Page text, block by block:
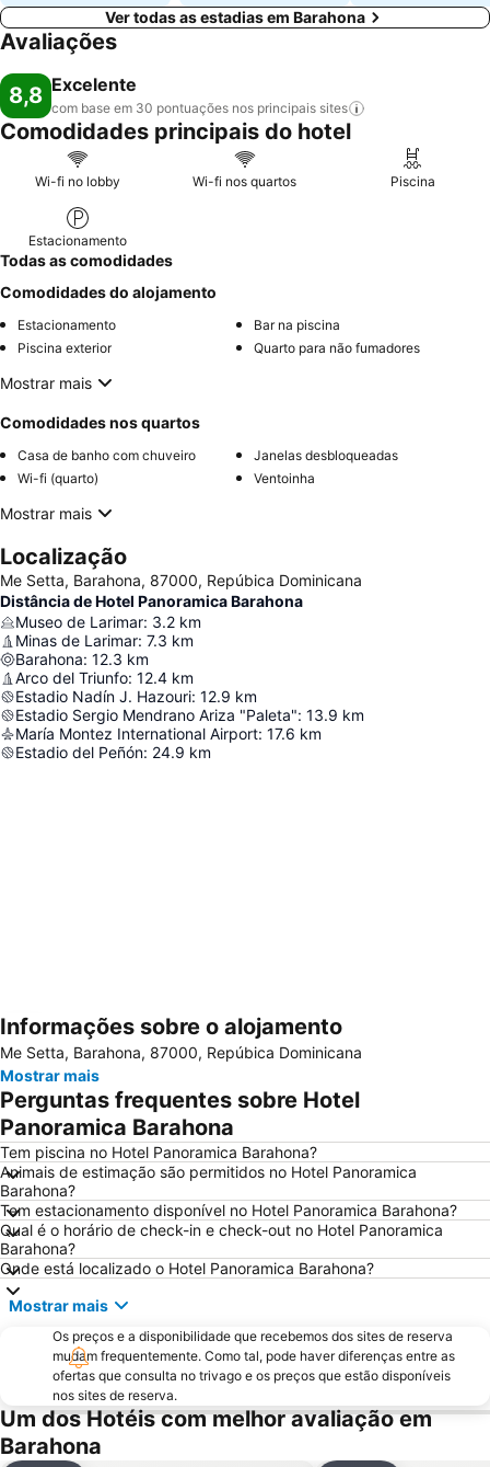
Ver todas as estadias em Barahona
Avaliações
8,8 Excelente
com base em 30 pontuações nos principais sites
Comodidades principais do hotel
Wi-fi no lobby Wi-fi nos quartos Piscina
Estacionamento
Todas as comodidades
Comodidades do alojamento
Estacionamento
Bar na piscina
Piscina exterior
Quarto para não fumadores
Mostrar mais
Comodidades nos quartos
Casa de banho com chuveiro
Janelas desbloqueadas
Wi-fi (quarto)
Ventoinha
Mostrar mais
Localização
Me Setta, Barahona, 87000, Repúbica Dominicana
Distância de Hotel Panoramica Barahona
Museo de Larimar: 3.2 km
Minas de Larimar: 7.3 km
Barahona: 12.3 km
Arco del Triunfo: 12.4 km
Estadio Nadín J. Hazouri: 12.9 km
Estadio Sergio Mendrano Ariza "Paleta": 13.9 km
María Montez International Airport: 17.6 km
Estadio del Peñón: 24.9 km
Ampliar mapa
Informações sobre o alojamento
Me Setta, Barahona, 87000, Repúbica Dominicana
Mostrar mais
Perguntas frequentes sobre Hotel
Panoramica Barahona
Tem piscina no Hotel Panoramica Barahona?
Animais de estimação são permitidos no Hotel Panoramica
Barahona?
Tem estacionamento disponível no Hotel Panoramica Barahona?
Qual é o horário de check-in e check-out no Hotel Panoramica
Barahona?
Onde está localizado o Hotel Panoramica Barahona?
Mostrar mais
Os preços e a disponibilidade que recebemos dos sites de reserva
mudam frequentemente. Como tal, pode haver diferenças entre as
ofertas que consulta no trivago e os preços que estão disponíveis
nos sites de reserva.
Um dos Hotéis com melhor avaliação em
Barahona